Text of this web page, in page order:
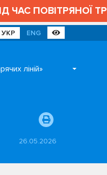
ПОВІТРЯНОЇ
УКР ENG
ліній»
26.05.2026